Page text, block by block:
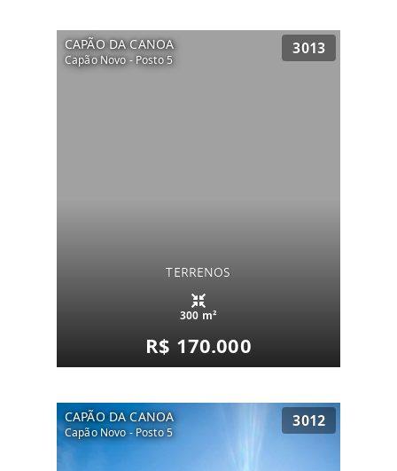
CAPÃO DA CANOA
Capão Novo - Posto 5
3013
TERRENOS
300 m²
R$ 170.000
CAPÃO DA CANOA
Capão Novo - Posto 5
3012